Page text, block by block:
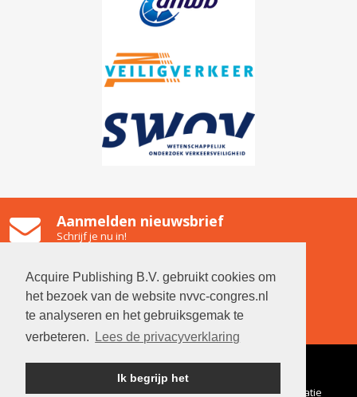
Acquire Publishing B.V. gebruikt cookies om
het bezoek van de website nvvc-congres.nl
te analyseren en het gebruiksgemak te
verbeteren.
Lees de privacyverklaring
Ik begrijp het
Aanmelden nieuwsbrief
Schrijf je nu in!
Emmastraat 2, 1211 NG Hilversum
Contact
Neem contact op met de organisatie
© 2026 NVVC|
voorwaarden|Privacyverklaring|Gegevens organisatie